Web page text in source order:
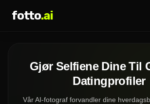
fotto.ai
LOGG INN
Gjør Selfiene Dine Til
Datingprofiler
Vår AI-fotograf forvandler dine